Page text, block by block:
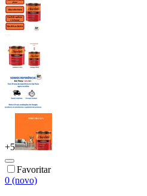
+5
Favoritar
0 (novo)